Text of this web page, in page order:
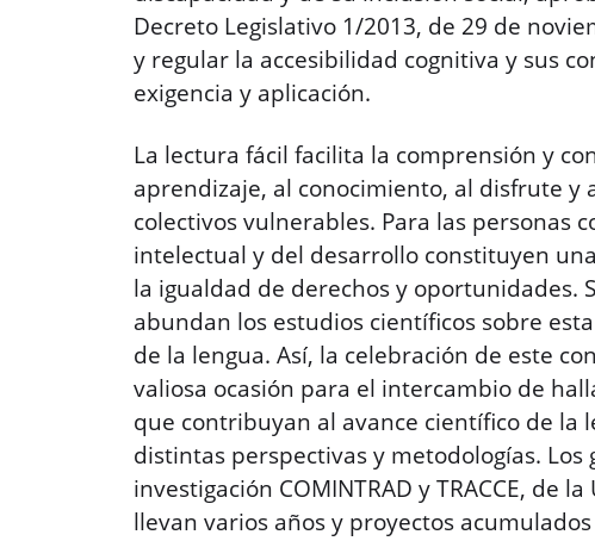
Decreto Legislativo 1/2013, de 29 de
y regular la accesibilidad cognitiva y sus
exigencia y aplicación.
La lectura fácil facilita la comprensión y
aprendizaje, al conocimiento, al disfrute y
colectivos vulnerables. Para las personas
intelectual y del desarrollo constituyen
la igualdad de derechos y oportunidades.
abundan los estudios científicos sobre
de la lengua. Así, la celebración de este
valiosa ocasión para el intercambio de
que contribuyan al avance científico de la
distintas perspectivas y metodologías. Los
investigación COMINTRAD y TRACCE, de la
llevan varios años y proyectos